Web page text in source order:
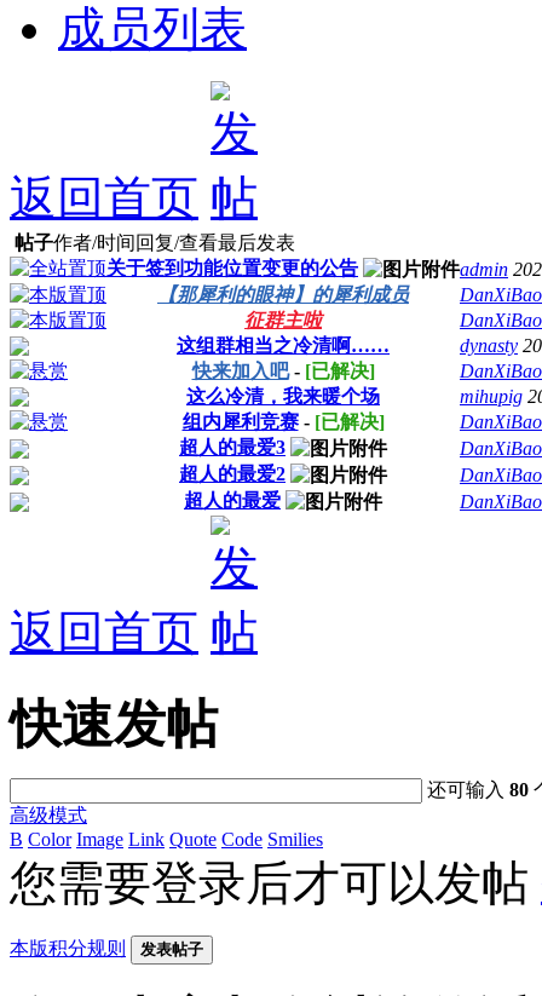
成员列表
返回首页
帖子作者/时间 回复/查看最后发表
关于签到功能位置变更的公告
admin
【那犀利的眼神】的犀利成员
征群主啦
这组群相当之冷清啊……
dynasty
快来加入吧- [已解决]
这么冷清，我来暖个场
mihupig
组内犀利竞赛- [已解决]
超人的最爱3
超人的最爱2
超人的最爱
返回首页
快速发帖
还可输入80
高级模式
B Color Image Link Quote Code Smilies
您需要登录后才可以发帖
本版积分规则 发表帖子